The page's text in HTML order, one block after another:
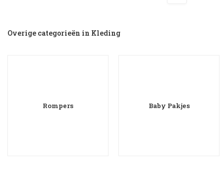
Overige categorieën in Kleding
Rompers Baby Pakjes